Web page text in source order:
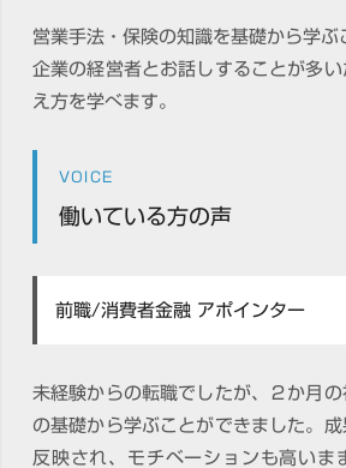
営業手法・保険の知識を基礎から学ぶ
企業の経営者とお話しすることが多
え方を学べます。
VOICE
働いている方の声
前職/消費者金融 アポインター
未経験からの転職でしたが、２か月
の基礎から学ぶことができました。
反映され、モチベーションも高いま